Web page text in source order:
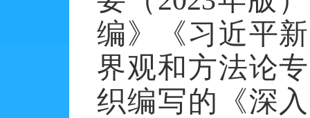
编》《习近平
界观和方法论
织编写的《深